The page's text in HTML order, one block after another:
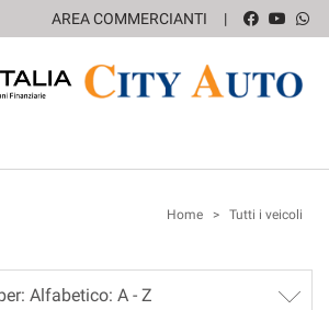
AREA COMMERCIANTI
Home > Tutti i veicoli